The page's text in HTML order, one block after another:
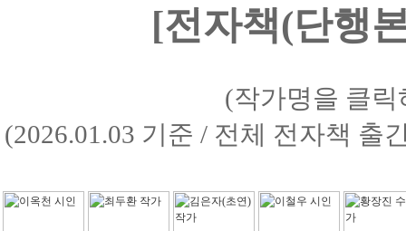
[전자책(단행
(작가명을 클
(2026.01.03 기준 / 전체 전자책 출